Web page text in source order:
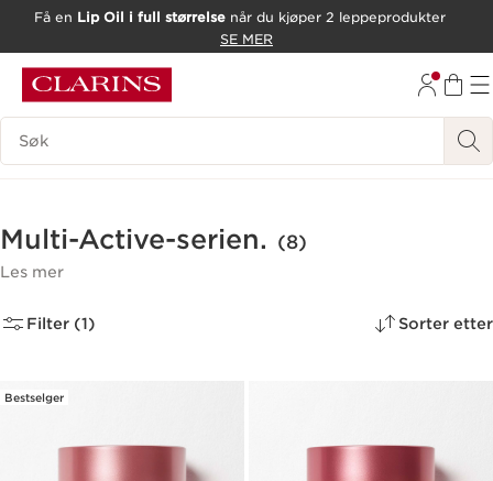
GÅ TIL BUNNTEKST
Få en Lip Oil i full størrelse når du kjøper 2 leppeprodukter
SE MER
Søk Forklaring
Multi-Active-serien. (8)
Les mer
Filter (1) Sorter etter
Bestselger